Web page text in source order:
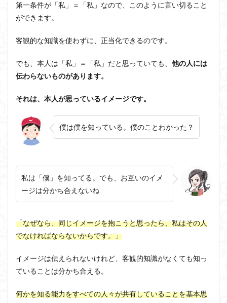
第一条件が「私」＝「私」なので、このように言い切ること
ができます。
客観的な知識を使わずに、正当化できるのです。
でも、本人は「私」＝「私」だと思っていても、 他の人には
伝わらないものがあります。
それは、本人が思っているイメージです。
僕は僕を知っている。僕のことわかった？
私は「僕」を知ってる。でも、お互いのイメ
ージは分かち合えないね
「なぜなら、同じイメージを抱こうと思ったら、私はその人
でなければならないからです。」
イメージは伝えられないけれど、客観的知識がなくても知っ
ていることは分かち合える。
何かを知る能力をすべての人々が共有していることを基本思